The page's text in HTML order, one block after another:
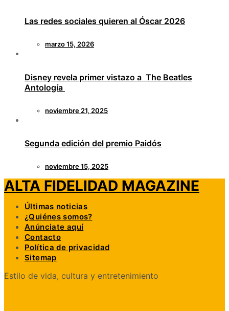
Las redes sociales quieren al Óscar 2026
marzo 15, 2026
Disney revela primer vistazo a The Beatles
Antología
noviembre 21, 2025
Segunda edición del premio Paidós
noviembre 15, 2025
ALTA FIDELIDAD MAGAZINE
Últimas noticias
¿Quiénes somos?
Anúnciate aquí
Contacto
Política de privacidad
Sitemap
Estilo de vida, cultura y entretenimiento